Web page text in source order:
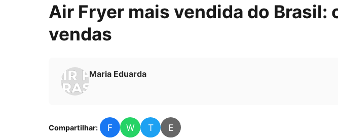
Air Fryer mais vendida do
vendas
Maria Eduarda
Compartilhar: F W T E